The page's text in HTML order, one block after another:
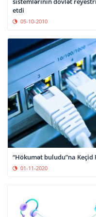
etdi
05-10-2010
“Hökumət buludu”na Keçid
01-11-2020